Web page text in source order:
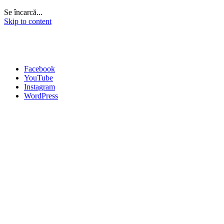
Se încarcă...
Skip to content
Facebook
YouTube
Instagram
WordPress